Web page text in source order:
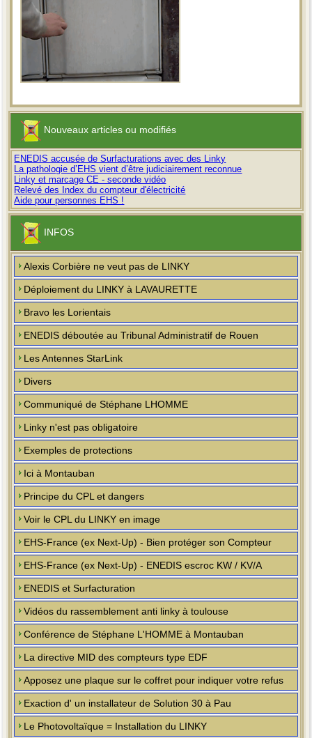
Nouveaux articles ou modifiés
ENEDIS accusée de Surfacturations avec des Linky
La pathologie d’EHS vient d’être judiciairement reconnue
Linky et marcage CE - seconde vidéo
Relevé des Index du compteur d'électricité
Aide pour personnes EHS !
INFOS
Alexis Corbière ne veut pas de LINKY
Déploiement du LINKY à LAVAURETTE
Bravo les Lorientais
ENEDIS déboutée au Tribunal Administratif de Rouen
Les Antennes StarLink
Divers
Communiqué de Stéphane LHOMME
Linky n'est pas obligatoire
Exemples de protections
Ici à Montauban
Principe du CPL et dangers
Voir le CPL du LINKY en image
EHS-France (ex Next-Up) - Bien protéger son Compteur
EHS-France (ex Next-Up) - ENEDIS escroc KW / KV/A
ENEDIS et Surfacturation
Vidéos du rassemblement anti linky à toulouse
Conférence de Stéphane L'HOMME à Montauban
La directive MID des compteurs type EDF
Apposez une plaque sur le coffret pour indiquer votre refus
Exaction d' un installateur de Solution 30 à Pau
Le Photovoltaïque = Installation du LINKY